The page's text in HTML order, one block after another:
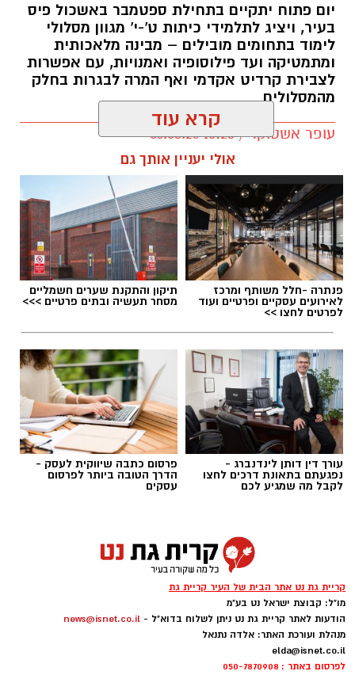
יום פתוח יתקיים בתחילת ספטמבר באשכול פיס
בעיר, ויציג לתלמידי כיתות ט'-י' מגוון מסלולי
לימוד בתחומים מובילים – מבינה מלאכותית
ומתמטיקה ועד פילוסופיה ואמנויות, עם אפשרות
לצבירת קרדיט אקדמי ואף המרה לבגרות בחלק
מהמסלולים
עופר אשטוקר / 10:23 06.08.26
תגים:המסלולים האקדמיים לנוער בקריית גת
עיריית קריית גת, בשיתוף אוניברסיטת תל אביב
לנוער, מזמינה את תלמידי ותלמידות העיר העולים
בשנה הקרובה לכיתות ט' ו-י' להשתתף ביום פתוח
ולהיחשף למגוון המסלולים האקדמיים המיועדים
לבני נוער.
קרא עוד
אולי יעניין אותך גם
פנתרה -חלל משותף ומרכז
לאירועים עסקיים ופרטיים ועוד
לפרטים לחצו >>
תיקון והתקנת שערים חשמליים
מסחר תעשיה ובתים פרטיים >>>
עורך דין דותן לינדנברג -
נפגעתם בתאונת דרכים לחצו
לקבל מה שמגיע לכם
פרסום כתבה שיווקית לעסק -
הדרך הטובה ביותר לפרסום
עסקים
קריית גת נט אתר הבית של העיר קריית גת
מו"ל: קבוצת ישראל נט בע"מ
הודעות לאתר קריית גת נט ניתן לשלוח בדוא"ל - news@isnet.co.il
מנהלת ועורכת האתר: אלדה נתנאל
elda@isnet.co.il
לפרסום באתר : 050-7870908